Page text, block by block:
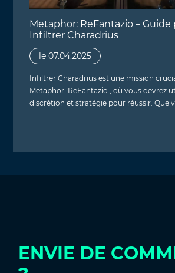
Metaphor: ReFantazio – Guide
Infiltrer Charadrius
le 07.04.2025
Infiltrer Charadrius est une mission
Metaphor: ReFantazio , où vous devrez
discrétion et stratégie pour réussir. Que
ENVIE DE